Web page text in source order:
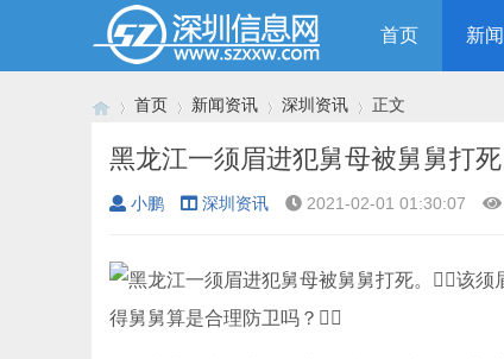
首页 新
›
首页 新闻资讯
›
深圳资讯
›
正文
小鹏 深圳资讯 2021-02-01 01:30:07